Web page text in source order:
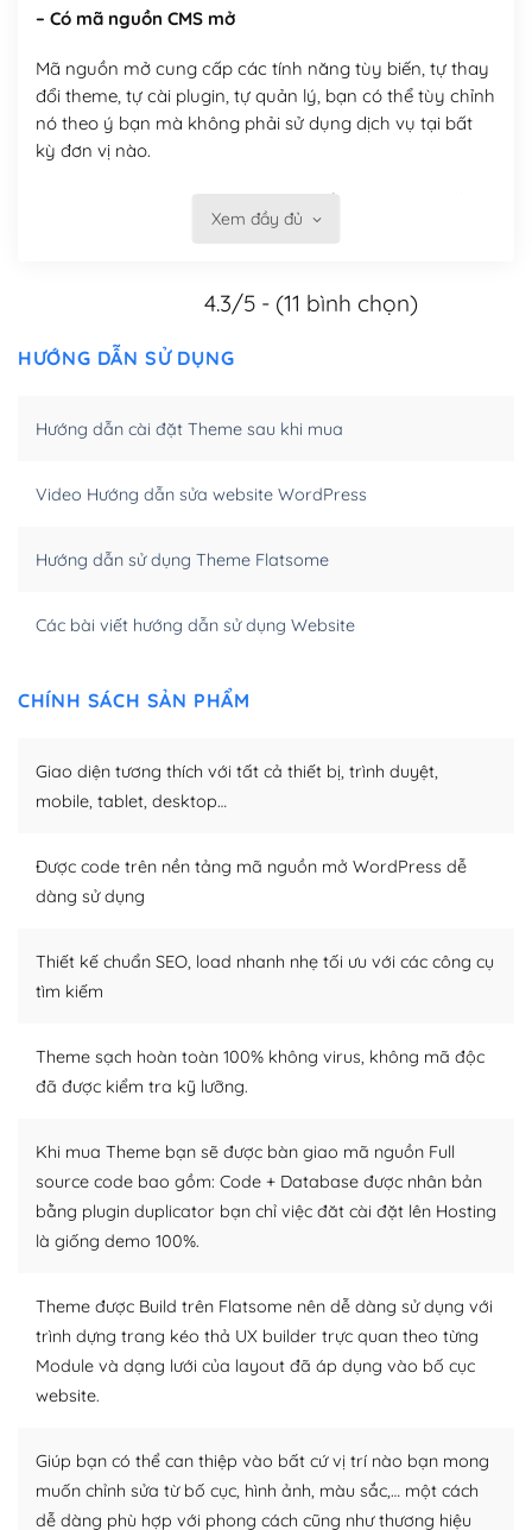
– Có mã nguồn CMS mở
Mã nguồn mở cung cấp các tính năng tùy biến, tự thay
đổi theme, tự cài plugin, tự quản lý, bạn có thể tùy chỉnh
nó theo ý bạn mà không phải sử dụng dịch vụ tại bất
kỳ đơn vị nào.
Việc của bạn là đăng ký một tên miền và hosting để
hóa nội dung cho SEO.
Khi bạn dùng WordPress để thiết kế web thì trang web
– Dễ dàng tùy chỉnh, sửa chữa
Khi bạn sử dụng WordPress, thì vấn đề giao diện của
trở nên hấp dẫn và đơn giản hơn.
tìm kiếm chúng trên Internet hoặc nhờ chuyên gia.
– Sở hữu một cộng đồng lớn, sẵn sàng hỗ trợ
khổng lồ được kiểm duyệt bởi các nhân viên và những
người cuồng tín WordPress.
kiếm những cộng đồng WordPress, họ sẽ giúp bạn trả
lời, giải đáp vấn đề của bạn.
Cộng đồng sử dụng WordPress sẵn sàng hỗ trợ bạn
Plugin mở rộng là thành phần cài đặt thêm vào
WordPress để tăng thêm các tính năng cần thiết. Có
nhiều plugin trả phí hoặc miễn phí.
plugin của WordPress rất phong phú. Bạn có thể thỏa
thích chọn lựa plugin và themes phù hợp cho mục đích
Xem đầy đủ
4.3/5 - (11 bình chọn)
HƯỚNG DẪN SỬ DỤNG
Hướng dẫn cài đặt Theme sau khi mua
Video Hướng dẫn sửa website WordPress
Hướng dẫn sử dụng Theme Flatsome
Các bài viết hướng dẫn sử dụng Website
CHÍNH SÁCH SẢN PHẨM
Giao diện tương thích với tất cả thiết bị, trình duyệt,
mobile, tablet, desktop…
Được code trên nền tảng mã nguồn mở WordPress dễ
dàng sử dụng
Thiết kế chuẩn SEO, load nhanh nhẹ tối ưu với các công cụ
tìm kiếm
Theme sạch hoàn toàn 100% không virus, không mã độc
đã được kiểm tra kỹ lưỡng.
Khi mua Theme bạn sẽ được bàn giao mã nguồn Full
source code bao gồm: Code + Database được nhân bản
bằng plugin duplicator bạn chỉ việc đăt cài đặt lên Hosting
là giống demo 100%.
Theme được Build trên Flatsome nên dễ dàng sử dụng với
trình dựng trang kéo thả UX builder trực quan theo từng
Module và dạng lưới của layout đã áp dụng vào bố cục
website.
Giúp bạn có thể can thiệp vào bất cứ vị trí nào bạn mong
muốn chỉnh sửa từ bố cục, hình ảnh, màu sắc,… một cách
dễ dàng phù hợp với phong cách cũng như thương hiệu